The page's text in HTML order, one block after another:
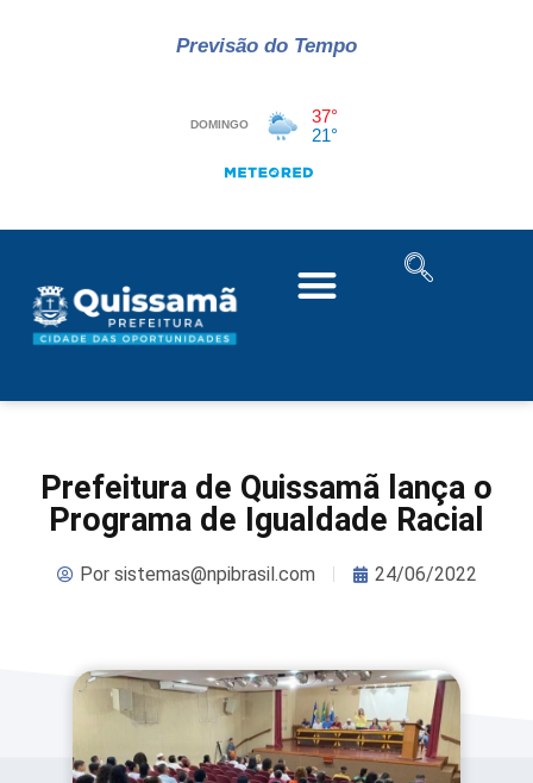
Previsão do Tempo
Prefeitura de Quissamã lança o
Programa de Igualdade Racial
Porsistemas@npibrasil.com 24/06/2022